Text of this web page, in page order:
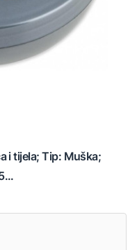
i tijela; Tip: Muška;